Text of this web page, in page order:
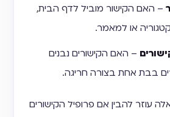
– האם הקישור מוביל לדף הבית,
או למאמר.
– האם הקישורים נבנים
בבת אחת בצורה חריגה.
עוזר להבין אם פרופיל הקישורים